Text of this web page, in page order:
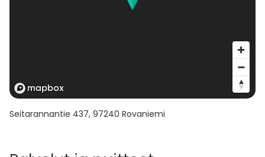
Seitarannantie 437, 97240 Rovaniemi